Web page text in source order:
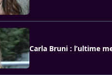
Carla Bruni : l’ultime